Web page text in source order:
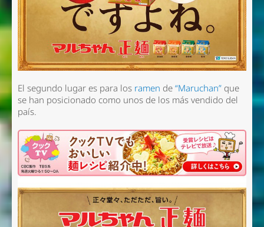
El segundo lugar es para los ramen de“Maruchan”que
se han posicionado como unos de los más vendido del
país.